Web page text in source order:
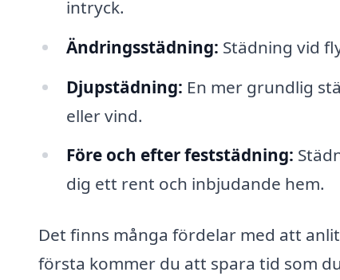
intryck.
Ändringsstädning: Städning vid
Djupstädning: En mer grundlig
eller vind.
Före och efter feststädning:
dig ett rent och inbjudande hem.
Det finns många fördelar med att
första kommer du att spara tid som